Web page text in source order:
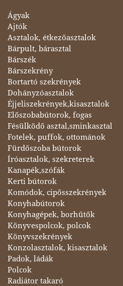
Ágyak
Ajtók
Asztalok, étkezőasztalok
Bárpult, bárasztal
Bárszék
Bárszekrény
Bortartó szekrények
Dohányzóasztalok
Éjjeliszekrények,kisasztalok
Előszobabútorok, fogas
Fésülködő asztal,sminkasztal
Fotelek, puffok, ottománok
Fürdőszoba bútorok
Íróasztalok, szekreterek
Kanapék,szófák
Kerti bútorok
Komódok, cipősszekrények
Konyhabútorok
Konyhagépek, borhűtők
Könyvespolcok, polcok
Könyvszekrények
Konzolasztalok, kisasztalok
Padok, ládák
Polcok
Radiátor takaró